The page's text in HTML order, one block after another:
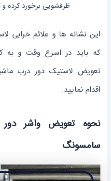
ظرفشویی برخورد کرده
این نشانه ها و علائم خرابی
که باید در اسرع وقت و
تعویض لاستیک دور درب
اقدام نمایید.
نحوه تعویض واشر
سامسونگ